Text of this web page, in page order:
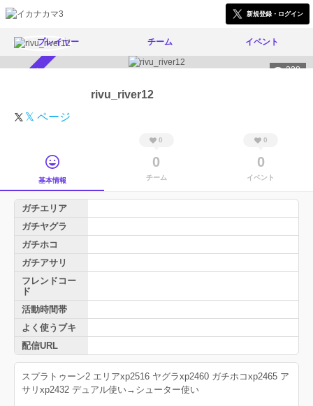
新規登録・ログイン
プレイヤー チーム イベント
228
rivu_river12
𝕏 ページ
基本情報
0
0
チーム
0
0
イベント
ガチエリア
ガチヤグラ
ガチホコ
ガチアサリ
フレンドコー
ド
活動時間帯
よく使うブキ
配信URL
スプラトゥーン2 エリアxp2516 ヤグラxp2460 ガチホコxp2465 ア
サリxp2432 デュアル使い→シューター使い